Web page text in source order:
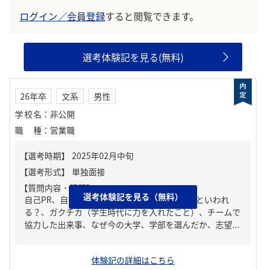
ログイン／会員登録すると閲覧できます。
選考体験記を見る(無料)
26年卒 文系
男性
学校名 ： 非公開
職種 ： 営業職
【質問内容・課題】
自己PR、自分の強み/弱み、周りからどんな人といわれ
る？、ガクチカ（学生時代に力を入れたこと）、チームで
協力した出来事、なぜ今の大学、学部を選んだか、志望...
選考体験記を見る（無料）
体験記の詳細はこちら